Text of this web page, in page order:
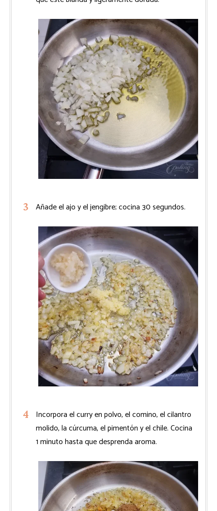
Añade el ajo y el jengibre; cocina 30 segundos.
Incorpora el curry en polvo, el comino, el cilantro
molido, la cúrcuma, el pimentón y el chile. Cocina
1 minuto hasta que desprenda aroma.